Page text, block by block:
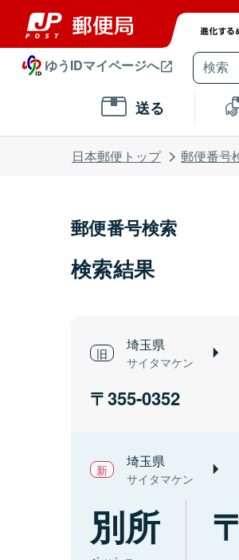
ゆうIDマイページへ
送る
日本郵便トップ 郵便番号
郵便番号検索
検索結果
埼玉県
サイタマケン
355-0352
埼玉県
サイタマケン
別所